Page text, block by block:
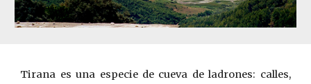
Tirana es una especie de cueva de ladrones: calles,